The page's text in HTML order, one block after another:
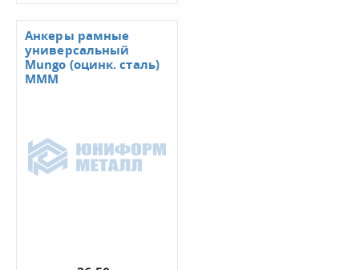
Анкеры рамные
универсальный
Mungo (оцинк. сталь)
МММ